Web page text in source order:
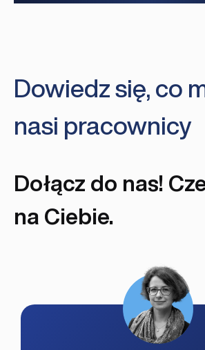
Dowiedz się, co
nasi pracownicy
Dołącz do nas!
na Ciebie.